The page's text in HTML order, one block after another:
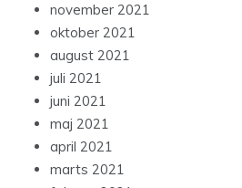
november 2021
oktober 2021
august 2021
juli 2021
juni 2021
maj 2021
april 2021
marts 2021